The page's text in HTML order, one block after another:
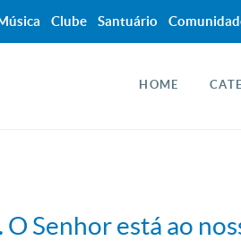
HOME
Senhor está ao
Clube Santuário